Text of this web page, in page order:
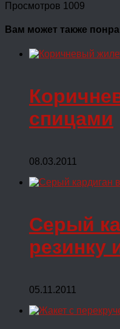
Просмотров 1009
Вам может также
спицами
08.03.2011
Серый
резинку
05.11.2011